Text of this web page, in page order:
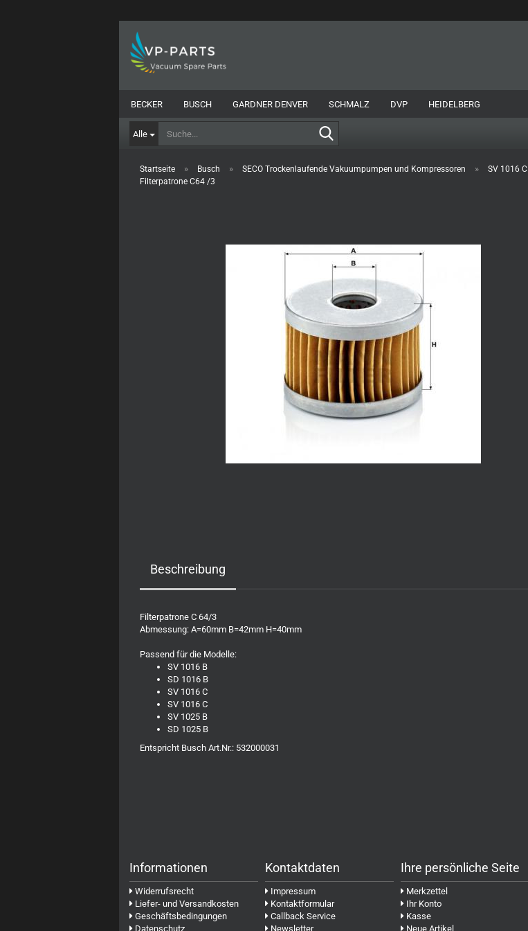
Alle
BECKER BUSCH GARDNER DENVER SCHMALZ DVP HEIDELBERG
Startseite » Busch » SECO Trockenlaufende Vakuumpumpen und Kompressoren » SV 1016 C
Filterpatrone C64 /3
Beschreibung
Filterpatrone C 64/3
Abmessung: A=60mm B=42mm H=40mm
Passend für die Modelle:
SV 1016 B
SD 1016 B
SV 1016 C
SV 1016 C
SV 1025 B
SD 1025 B
Entspricht Busch Art.Nr.: 532000031
Informationen
Widerrufsrecht
Liefer- und Versandkosten
Geschäftsbedingungen
Datenschutz
Kontaktdaten
Impressum
Kontaktformular
Callback Service
Newsletter
Ihre persönliche Seite
Merkzettel
Ihr Konto
Kasse
Neue Artikel